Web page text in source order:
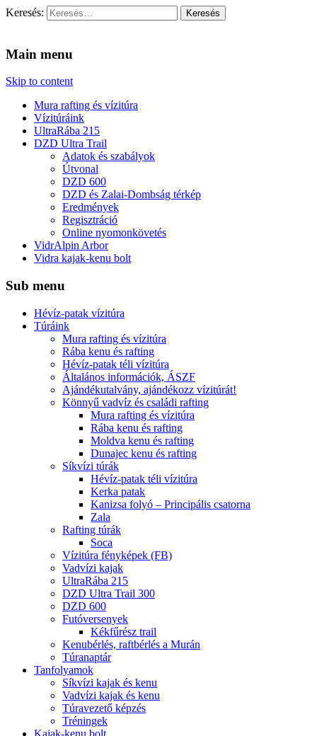
Keresés:
Main menu
Skip to content
Mura rafting és vízitúra
Vízitúráink
UltraRába 215
DZD Ultra Trail
Adatok és szabályok
Útvonal
DZD 600
DZD és Zalai-Dombság térkép
Eredmények
Regisztráció
Online nyomonkövetés
VidrAlpin Arbor
Vidra kajak-kenu bolt
Sub menu
Hévíz-patak vízitúra
Túráink
Mura rafting és vízitúra
Rába kenu és rafting
Hévíz-patak téli vízitúra
Általános információk, ÁSZF
Ajándékutalvány, ajándékozz vízitúrát!
Könnyű vadvíz és családi rafting
Mura rafting és vízitúra
Rába kenu és rafting
Moldva kenu és rafting
Dunajec kenu és rafting
Síkvízi túrák
Hévíz-patak téli vízitúra
Kerka patak
Kanizsa folyó – Principális csatorna
Zala
Rafting túrák
Soca
Vízitúra fényképek (FB)
Vadvízi kajak
UltraRába 215
DZD Ultra Trail 300
DZD 600
Futóversenyek
Kékfűrész trail
Kenubérlés, raftbérlés a Murán
Túranaptár
Tanfolyamok
Síkvízi kajak és kenu
Vadvízi kajak és kenu
Túravezető képzés
Tréningek
Kajak-kenu bolt